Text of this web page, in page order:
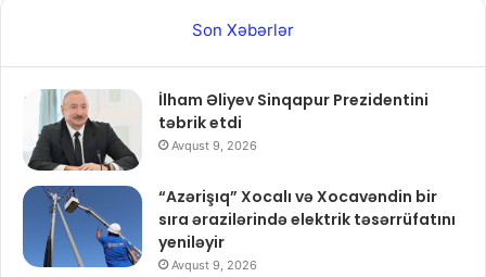
Son Xəbərlər
İlham Əliyev Sinqapur Prezidentini
təbrik etdi
Avqust 9, 2026
“Azərişıq” Xocalı və Xocavəndin bir
sıra ərazilərində elektrik təsərrüfatını
yeniləyir
Avqust 9, 2026